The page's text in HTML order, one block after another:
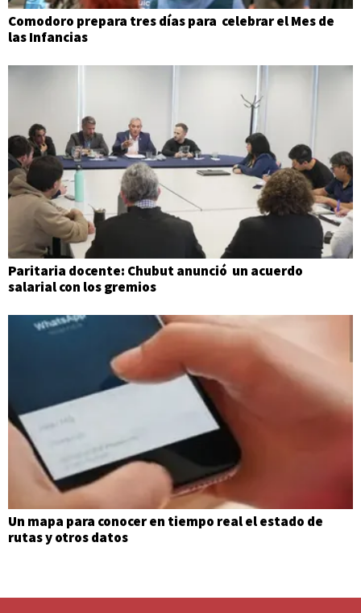
Comodoro prepara tres días para celebrar el Mes de
las Infancias
Paritaria docente: Chubut anunció un acuerdo
salarial con los gremios
Un mapa para conocer en tiempo real el estado de
rutas y otros datos